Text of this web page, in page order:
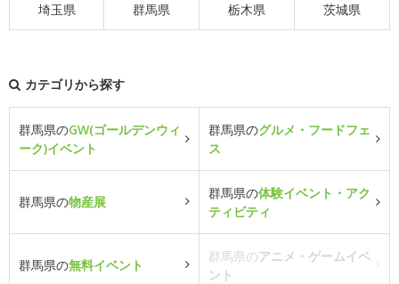
埼玉県 群馬県 栃木県 茨城県
カテゴリから探す
群馬県のGW(ゴールデンウィ
ーク)イベント
群馬県のグルメ・フードフェ
ス
群馬県の物産展
群馬県の体験イベント・アク
ティビティ
群馬県の無料イベント
群馬県のアニメ・ゲームイベ
ント